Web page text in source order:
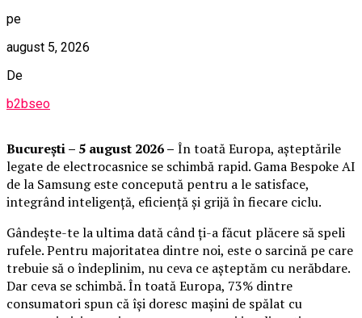
pe
august 5, 2026
De
b2bseo
București – 5 august 2026 – În toată Europa, așteptările
legate de electrocasnice se schimbă rapid. Gama Bespoke AI
de la Samsung este concepută pentru a le satisface,
integrând inteligență, eficiență și grijă în fiecare ciclu.
Gândește-te la ultima dată când ți-a făcut plăcere să speli
rufele. Pentru majoritatea dintre noi, este o sarcină pe care
trebuie să o îndeplinim, nu ceva ce așteptăm cu nerăbdare.
Dar ceva se schimbă. În toată Europa, 73% dintre
consumatori spun că își doresc mașini de spălat cu